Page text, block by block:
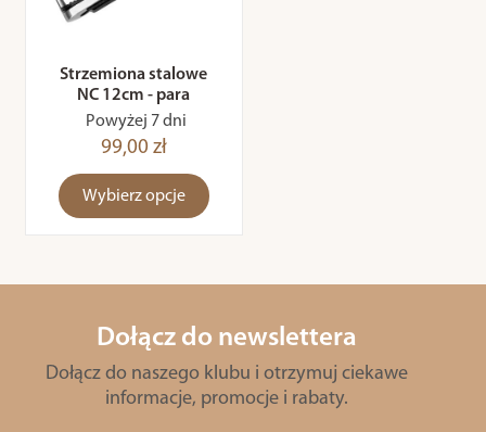
Strzemiona stalowe
NC 12cm - para
Powyżej 7 dni
99,00 zł
Wybierz opcje
Dołącz do newslettera
Dołącz do naszego klubu i otrzymuj ciekawe
informacje, promocje i rabaty.